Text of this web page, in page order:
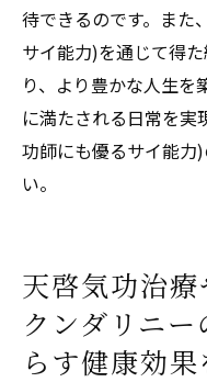
待できるのです。また
サイ能力)を通じて得
り、より豊かな人生を
に満たされる日常を
功師にも優るサイ能力
い。
天啓気功治
クンダリニ
らす健康効果